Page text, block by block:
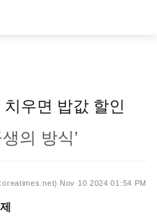
우면 밥값 할인
의 방식’
Nov 10 2024 01:54 PM